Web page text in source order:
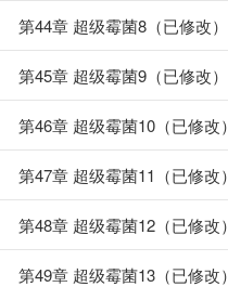
第44章 超级霉菌8（已修改）
第45章 超级霉菌9（已修改）
第46章 超级霉菌10（已修改）
第47章 超级霉菌11（已修改）
第48章 超级霉菌12（已修改）
第49章 超级霉菌13（已修改）